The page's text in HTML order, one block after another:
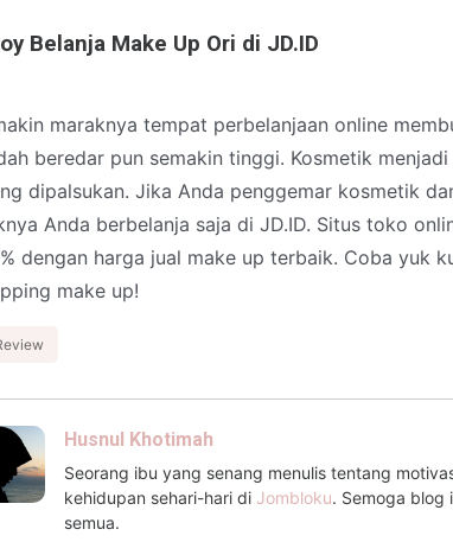
Belanja Make Up Ori di JD.ID
maraknya tempat perbelanjaan online
beredar pun semakin tinggi. Kosmetik
dipalsukan. Jika Anda penggemar kosmetik
Anda berbelanja saja di JD.ID. Situs toko
dengan harga jual make up terbaik. Coba yuk
make up!
Husnul Khotimah
Seorang ibu yang senang menulis tentang
kehidupan sehari-hari di Jombloku. Semoga blog
semua.